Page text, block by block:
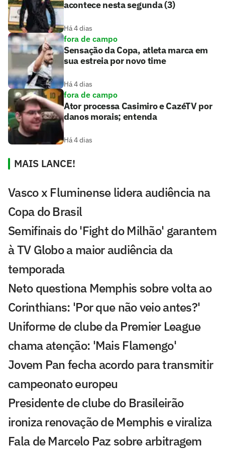
acontece nesta segunda (3)
Há 4 dias
fora de campo
Sensação da Copa, atleta marca em
sua estreia por novo time
Há 4 dias
fora de campo
Ator processa Casimiro e CazéTV por
danos morais; entenda
Há 4 dias
MAIS LANCE!
Vasco x Fluminense lidera audiência na
Copa do Brasil
Semifinais do 'Fight do Milhão' garantem
à TV Globo a maior audiência da
temporada
Neto questiona Memphis sobre volta ao
Corinthians: 'Por que não veio antes?'
Uniforme de clube da Premier League
chama atenção: 'Mais Flamengo'
Jovem Pan fecha acordo para transmitir
campeonato europeu
Presidente de clube do Brasileirão
ironiza renovação de Memphis e viraliza
Fala de Marcelo Paz sobre arbitragem